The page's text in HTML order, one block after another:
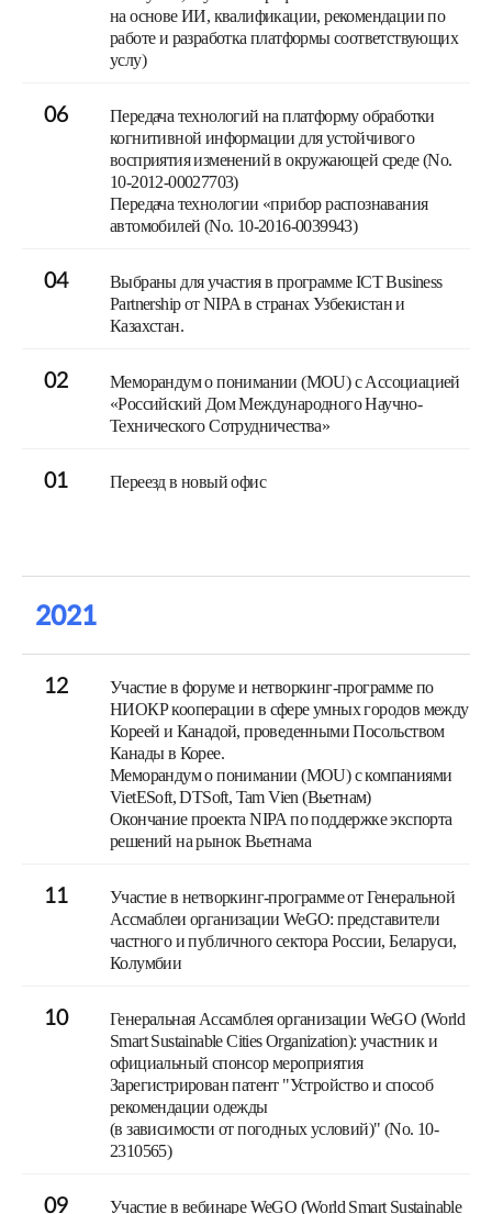
на основе ИИ, квалификации, рекомендации по
работе и разработка платформы соответствующих
услу)
06
Передача технологий на платформу обработки
когнитивной информации для устойчивого
восприятия изменений в окружающей среде (No.
10-2012-00027703)
Передача технологии «прибор распознавания
автомобилей (No. 10-2016-0039943)
04
Выбраны для участия в программе ICT Business
Partnership от NIPA в странах Узбекистан и
Казахстан.
02
Меморандум о понимании (MOU) с Ассоциацией
«Российский Дом Международного Научно-
Технического Сотрудничества»
01 Переезд в новый офис
2021
12
Участие в форуме и нетворкинг-программе по
НИОКР кооперации в сфере умных городов между
Кореей и Канадой, проведенными Посольством
Канады в Корее.
Меморандум о понимании (MOU) с компаниями
VietESoft, DTSoft, Tam Vien (Вьетнам)
Окончание проекта NIPA по поддержке экспорта
решений на рынок Вьетнама
11
Участие в нетворкинг-программе от Генеральной
Ассмаблеи организации WeGO: представители
частного и публичного сектора России, Беларуси,
Колумбии
10
Генеральная Ассамблея организации WeGO (World
Smart Sustainable Cities Organization): участник и
официальный спонсор мероприятия
Зарегистрирован патент "Устройство и способ
рекомендации одежды
(в зависимости от погодных условий)" (No. 10-
2310565)
09 Участие в вебинаре WeGO (World Smart Sustainable